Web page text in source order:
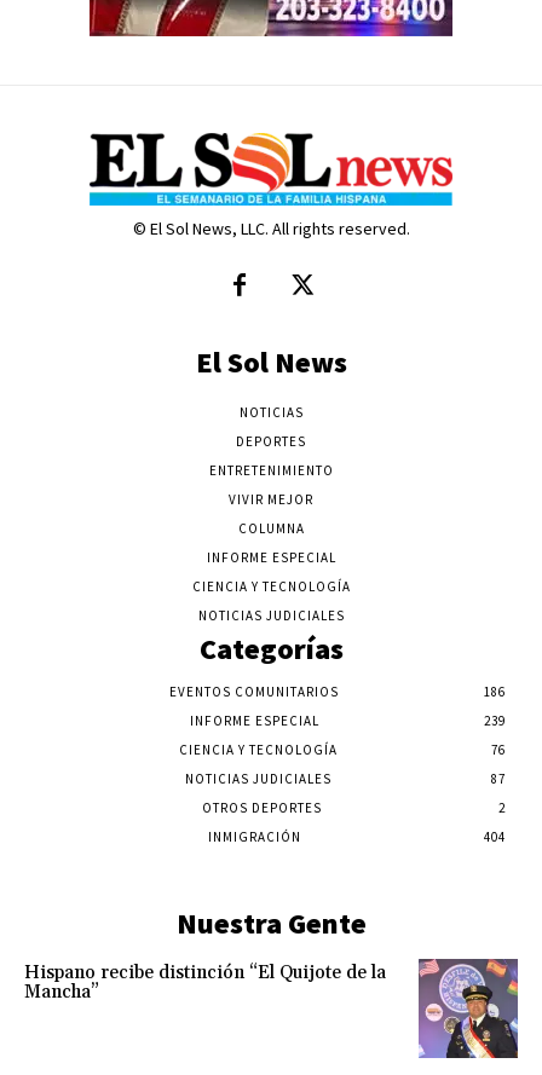
© El Sol News, LLC. All rights reserved.
El Sol News
NOTICIAS
DEPORTES
ENTRETENIMIENTO
VIVIR MEJOR
COLUMNA
INFORME ESPECIAL
CIENCIA Y TECNOLOGÍA
NOTICIAS JUDICIALES
Categorías
EVENTOS COMUNITARIOS
186
INFORME ESPECIAL
239
CIENCIA Y TECNOLOGÍA
76
NOTICIAS JUDICIALES
87
OTROS DEPORTES
2
INMIGRACIÓN
404
Nuestra Gente
Hispano recibe distinción “El Quijote de la
Mancha”